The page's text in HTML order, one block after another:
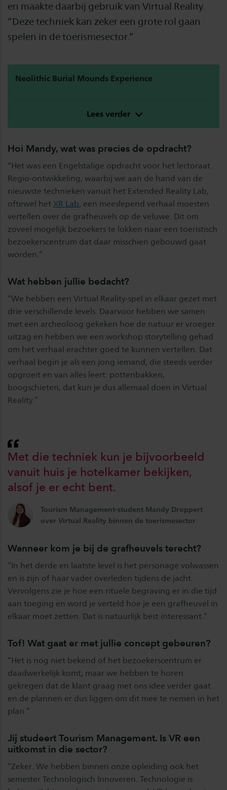
en maakte daarbij gebruik van Virtual Reality.
“Deze techniek kan zeker een grote rol gaan
spelen in de toerismesector.”
Neolithic Burial Mounds Experience
Lees verder
Hoi Mandy, wat was precies de opdracht?
“Het was een Engelstalige opdracht voor het lectoraat
Regio-ontwikkeling, waarbij we aan de hand van de
nieuwste technieken vanuit het Extended Reality Lab,
oftewel het XR Lab, een meeslepend verhaal moesten
vertellen over de grafheuvels op de veluwe. Dit om
zoveel mogelijk bezoekers te lokken naar een toeristisch
bezoekerscentrum dat daar misschien gebouwd gaat
worden.”
Wat hebben jullie bedacht?
“We hebben een Virtual Reality-spel in elkaar gezet met
drie verschillende levels. Daarvoor hebben we samen
met een archeoloog gekeken hoe de natuur er vroeger
uitzag en hebben we een workshop storytelling gehad
om het verhaal erachter goed te kunnen vertellen. Dat
verhaal begin je als een jong iemand, die steeds verder
opgroeit en van alles leert: pottenbakken,
boogschieten, dat kun je dus allemaal doen in Virtual
Reality.”
Met die techniek kun je bijvoorbeeld
vanuit huis je hotelkamer bekijken,
alsof je er echt bent.
Tourism Management-student Mandy Droppert
over Virtual Reality binnen de toerismesector
Wanneer kom je bij de grafheuvels terecht?
“In het derde en laatste level is het personage volwassen
en is zijn of haar vader overleden tijdens de jacht.
Vervolgens zie je hoe een rituele begraving er in die tijd
aan toeging en word je verteld hoe je een grafheuvel in
elkaar moet zetten. Dat is natuurlijk best interessant.”
Tof! Wat gaat er met jullie concept gebeuren?
“Het is nog niet bekend of het bezoekerscentrum er
daadwerkelijk komt, maar we hebben te horen
gekregen dat de klant graag met ons idee verder gaat
en de plannen er dus liggen om dit mee te nemen in het
plan.”
Jij studeert Tourism Management. Is VR een
uitkomst in die sector?
“Zeker. We hebben binnen onze opleiding ook het
semester Technologisch Innoveren. Technologie is